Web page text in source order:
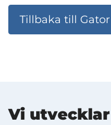
Tillbaka till
Mer
Vi